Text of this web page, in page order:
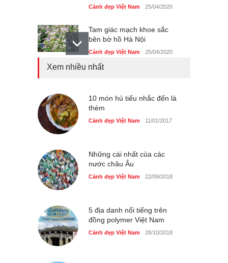
Cảnh đẹp Việt Nam 25/04/2020
Tam giác mạch khoe sắc
bên bờ hồ Hà Nội
Cảnh đẹp Việt Nam 25/04/2020
Cảnh đẹp Việt Nam 24/04/2020
Những món ăn đồng quê
Xem nhiều nhất
10 món hủ tiếu nhắc đến là
thèm
Cảnh đẹp Việt Nam 11/01/2017
Những cái nhất của các
nước châu Âu
Cảnh đẹp Việt Nam 22/09/2018
5 địa danh nổi tiếng trên
đồng polymer Việt Nam
Cảnh đẹp Việt Nam 28/10/2018